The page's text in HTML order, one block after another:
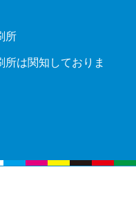
所
は関知しておりま